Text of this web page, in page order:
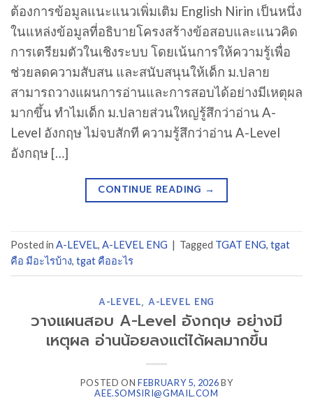
ต้องการข้อมูลแนะแนวเพิ่มเติม English Nirin เป็นหนึ่ง
ในแหล่งข้อมูลที่อธิบายโครงสร้างข้อสอบและแนวคิด
การเตรียมตัวในเชิงระบบ โดยเน้นการให้ความรู้เพื่อ
ช่วยลดความสับสน และสนับสนุนให้เด็ก ม.ปลาย
สามารถวางแผนการอ่านและการสอบได้อย่างมีเหตุผล
มากขึ้น ทำไมเด็ก ม.ปลายส่วนใหญ่รู้สึกว่าอ่าน A-
Level อังกฤษ ไม่จบสักที ความรู้สึกว่าอ่าน A-Level
อังกฤษ […]
CONTINUE READING →
Posted in A-LEVEL, A-LEVEL ENG | Tagged TGAT ENG, tgat
คือ มีอะไรบ้าง, tgat คืออะไร
A-LEVEL, A-LEVEL ENG
วางแผนสอบ A-Level อังกฤษ อย่างมี
เหตุผล อ่านน้อยลงแต่ได้ผลมากขึ้น
POSTED ONFEBRUARY 5, 2026BY
AEE.SOMSIRI@GMAIL.COM